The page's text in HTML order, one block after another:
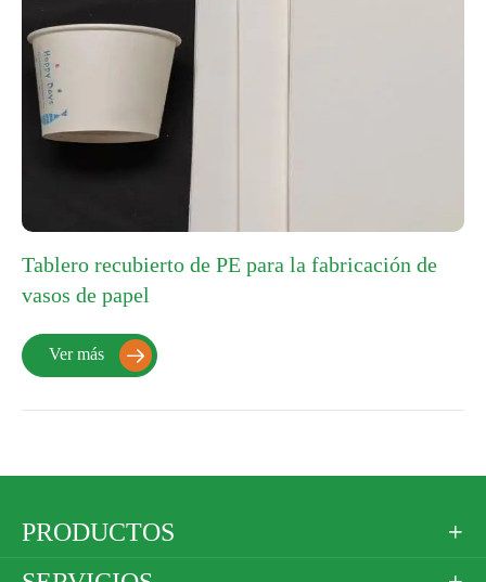
Tablero recubierto de PE para la fabricación de
vasos de papel
Ver más 
PRODUCTOS 